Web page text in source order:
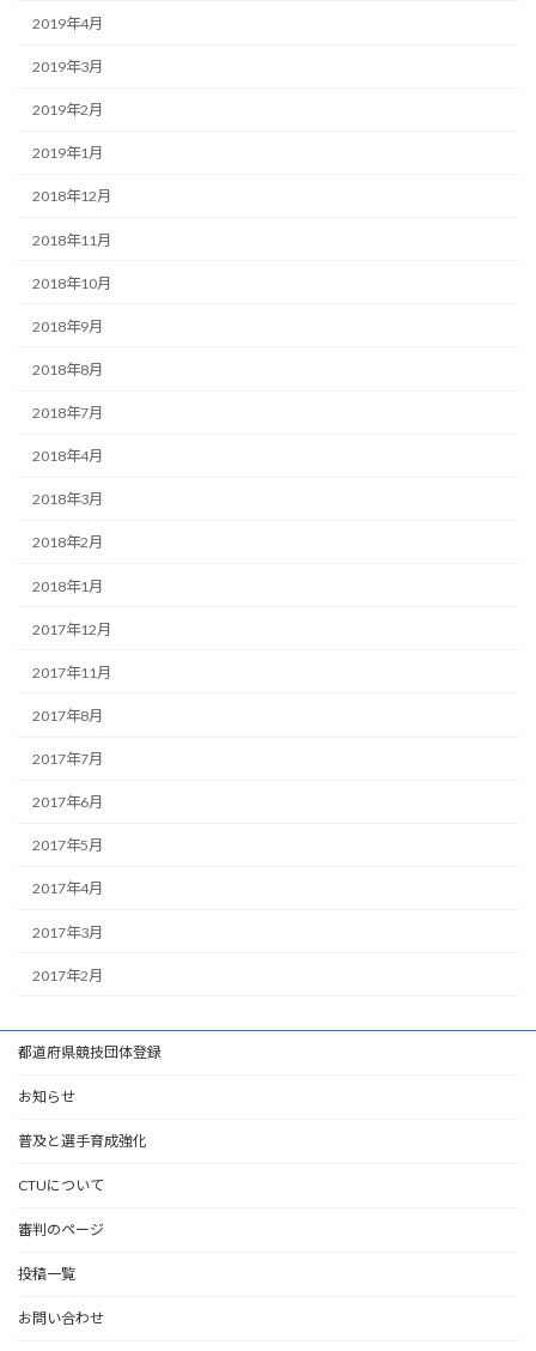
2019年4月
2019年3月
2019年2月
2019年1月
2018年12月
2018年11月
2018年10月
2018年9月
2018年8月
2018年7月
2018年4月
2018年3月
2018年2月
2018年1月
2017年12月
2017年11月
2017年8月
2017年7月
2017年6月
2017年5月
2017年4月
2017年3月
2017年2月
都道府県競技団体登録
お知らせ
普及と選手育成強化
CTUについて
審判のページ
投稿一覧
お問い合わせ